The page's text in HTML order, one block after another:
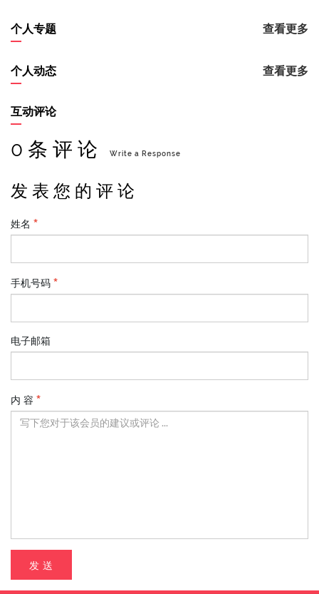
个人专题 查看更多
个人动态 查看更多
互动评论
0 条 评 论 Write a Response
发 表 您 的 评 论
姓名
手机号码
电子邮箱
内 容
发 送